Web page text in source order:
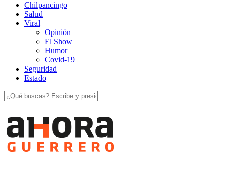
Chilpancingo
Salud
Viral
Opinión
El Show
Humor
Covid-19
Seguridad
Estado